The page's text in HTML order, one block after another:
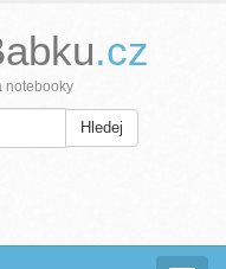
.cz
notebooky
Hledej